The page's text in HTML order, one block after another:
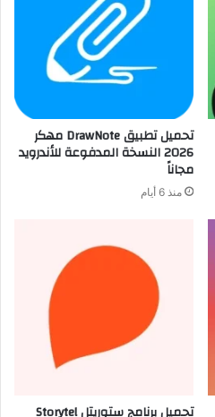
تحميل تطبيق DrawNote مهكر
2026 النسخة المدفوعة للأندرويد
مجاناً
منذ 6 أيام
تحميل برنامج ستوريتل Storytel